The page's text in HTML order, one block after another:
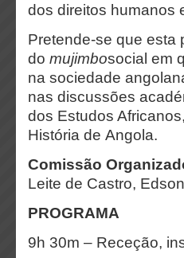
dos direitos humanos
Pretende-se que esta
do mujimbosocial em
na sociedade
nas discussões
dos Estudos
História de Angola.
Comissão
Leite de Castro,
PROGRAMA
9h 30m – Receção,